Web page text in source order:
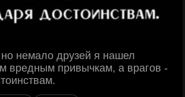
но немало друзей я нашел
вредным привычкам, а врагов -